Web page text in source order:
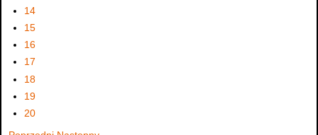
14
15
16
17
18
19
20